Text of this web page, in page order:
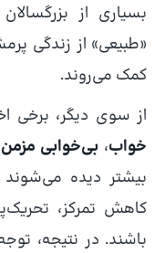
بسیاری از
«طبیعی» از زندگی
کمک می‌روند.
از سوی دیگر، برخی
خواب، بی‌خوابی مزمن
بیشتر دیده
کاهش تمرکز،
باشند. در نتیجه،